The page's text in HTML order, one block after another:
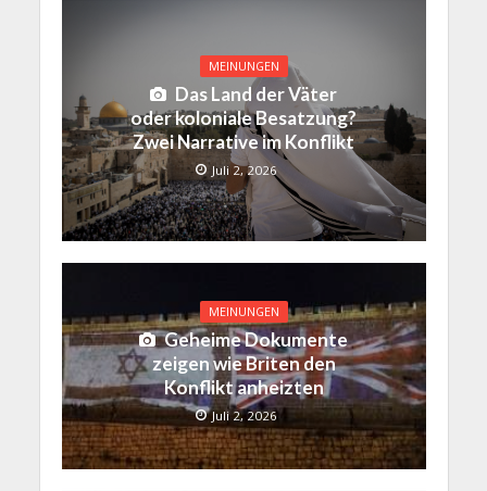
MEINUNGEN
Das Land der Väter
oder koloniale Besatzung?
Zwei Narrative im Konflikt
Juli 2, 2026
MEINUNGEN
Geheime Dokumente
zeigen wie Briten den
Konflikt anheizten
Juli 2, 2026